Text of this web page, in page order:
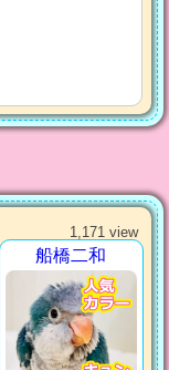
1,171 view
船橋二和